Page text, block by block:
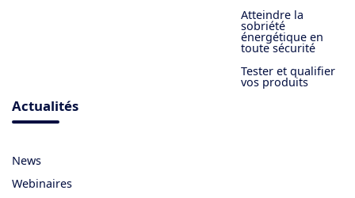
Atteindre la
sobriété
énergétique en
toute sécurité
Tester et qualifier
vos produits
Actualités
News
Webinaires